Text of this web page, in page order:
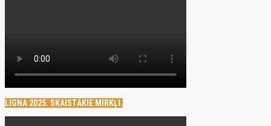
LIGNA 2025. SKAISTĀKIE MIRKĻI.